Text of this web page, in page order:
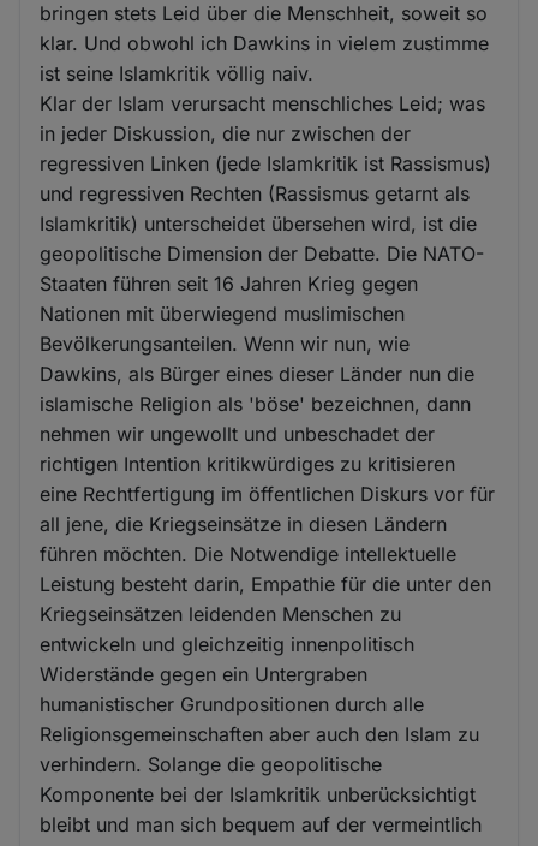
bringen stets Leid über die Menschheit, soweit so
klar. Und obwohl ich Dawkins in vielem zustimme
ist seine Islamkritik völlig naiv.
Klar der Islam verursacht menschliches Leid; was
in jeder Diskussion, die nur zwischen der
regressiven Linken (jede Islamkritik ist Rassismus)
und regressiven Rechten (Rassismus getarnt als
Islamkritik) unterscheidet übersehen wird, ist die
geopolitische Dimension der Debatte. Die NATO-
Staaten führen seit 16 Jahren Krieg gegen
Nationen mit überwiegend muslimischen
Bevölkerungsanteilen. Wenn wir nun, wie
Dawkins, als Bürger eines dieser Länder nun die
islamische Religion als 'böse' bezeichnen, dann
nehmen wir ungewollt und unbeschadet der
richtigen Intention kritikwürdiges zu kritisieren
eine Rechtfertigung im öffentlichen Diskurs vor für
all jene, die Kriegseinsätze in diesen Ländern
führen möchten. Die Notwendige intellektuelle
Leistung besteht darin, Empathie für die unter den
Kriegseinsätzen leidenden Menschen zu
entwickeln und gleichzeitig innenpolitisch
Widerstände gegen ein Untergraben
humanistischer Grundpositionen durch alle
Religionsgemeinschaften aber auch den Islam zu
verhindern. Solange die geopolitische
Komponente bei der Islamkritik unberücksichtigt
bleibt und man sich bequem auf der vermeintlich